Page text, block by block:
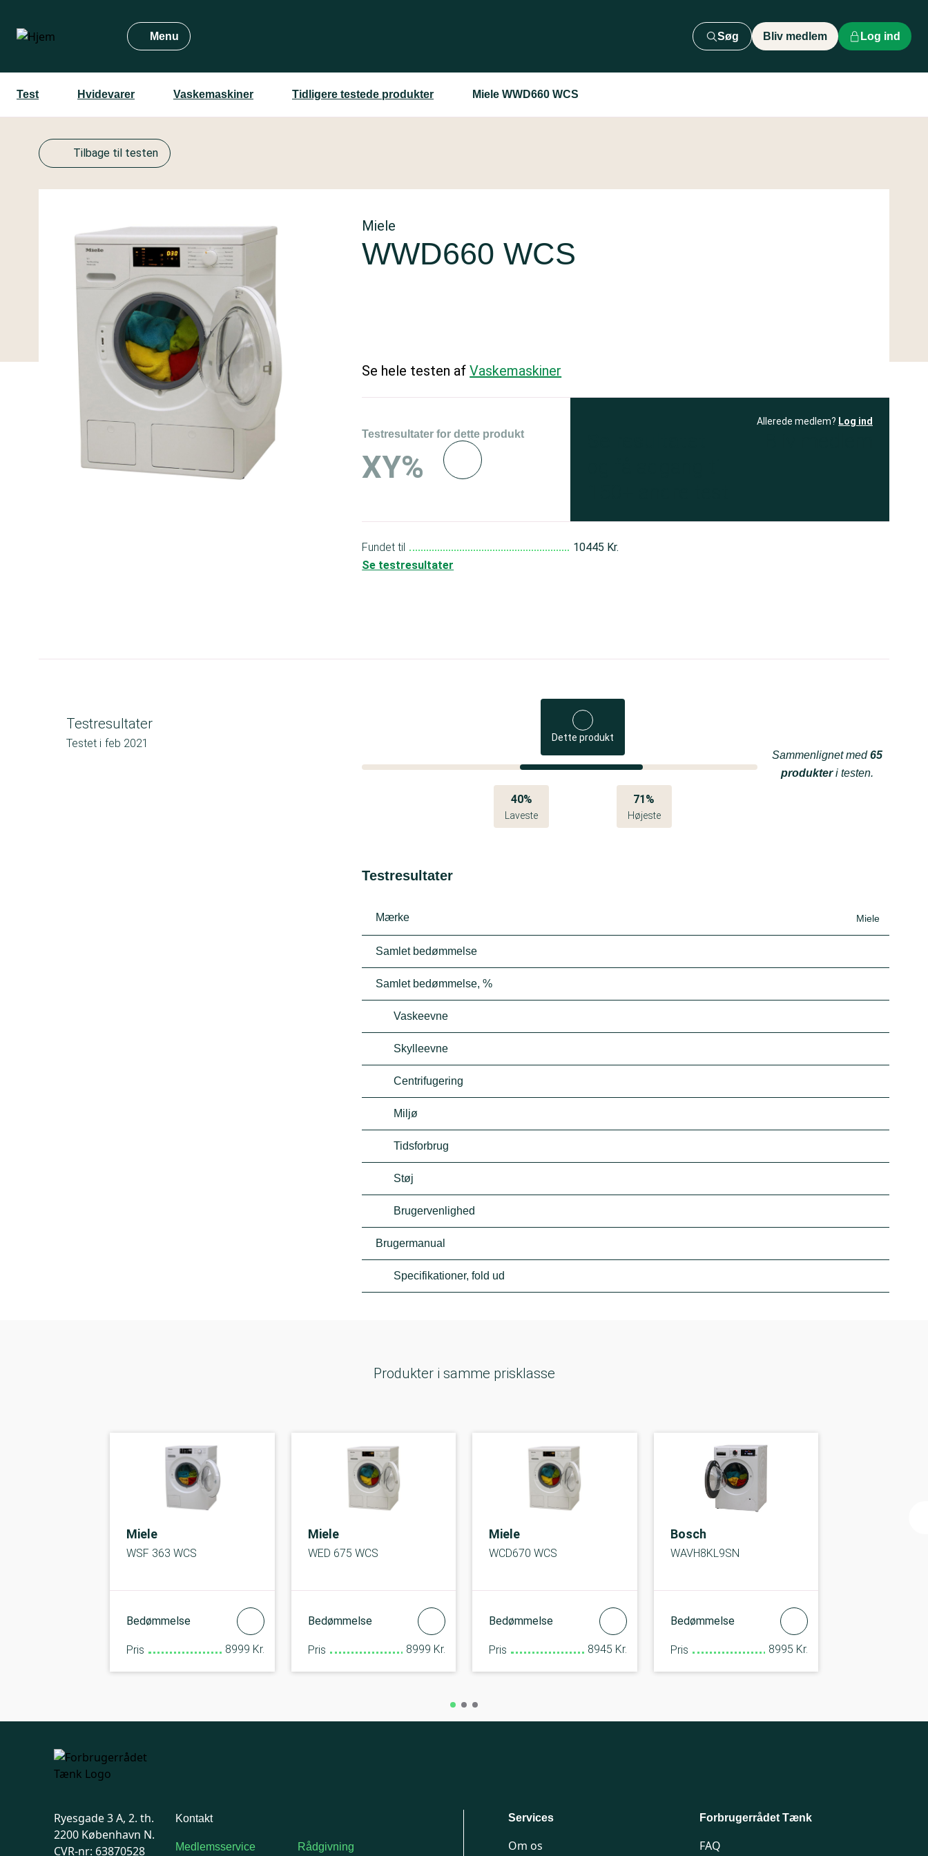
hovedindhold
Menu Søg Bliv medlem Log ind
Test Hvidevarer Vaskemaskiner Tidligere testede produkter Miele WWD660 WCS
Tilbage til testen
Miele
WWD660 WCS
Se hele testen afVaskemaskiner
Testresultater for dette produkt
XY%
Allerede medlem? Log ind
Fundet til
10445 Kr.
Se testresultater
Testresultater
Testet i feb 2021 Dette produkt
40%
Laveste
71%
Højeste
Sammenlignet med65
produkteri testen.
Testresultater
Mærke Miele
Samlet bedømmelse
Samlet bedømmelse, %
Vaskeevne
Skylleevne
Centrifugering
Miljø
Tidsforbrug
Støj
Brugervenlighed
Brugermanual
Specifikationer, fold ud
Produkter i samme prisklasse
Miele
WSF 363 WCS
Bedømmelse
Pris 8999 Kr.
Miele
WED 675 WCS
Bedømmelse
Pris 8999 Kr.
Miele
WCD670 WCS
Bedømmelse
Pris 8945 Kr.
Bosch
WAVH8KL9SN
Bedømmelse
Pris 8995 Kr.
Ryesgade 3 A, 2. th.
2200 København N.
CVR-nr: 63870528
Kontakt
Medlemsservice Rådgivning
Services
Om os
Forbrugerrådet Tænk
FAQ